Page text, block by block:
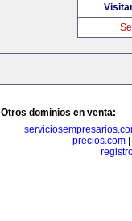
Otros dominios en venta:
precios.com